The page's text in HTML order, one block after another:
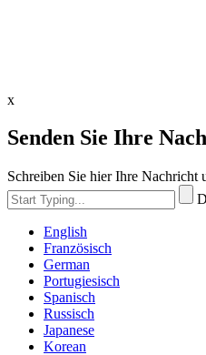
x
Senden Sie Ihre
Schreiben Sie hier Ihre Nachricht
English
Französisch
German
Portugiesisch
Spanisch
Russisch
Japanese
Korean